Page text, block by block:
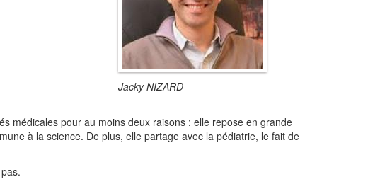
Jacky NIZARD
médicales pour au moins deux raisons : elle repose en grande
à la science. De plus, elle partage avec la pédiatrie, le fait de